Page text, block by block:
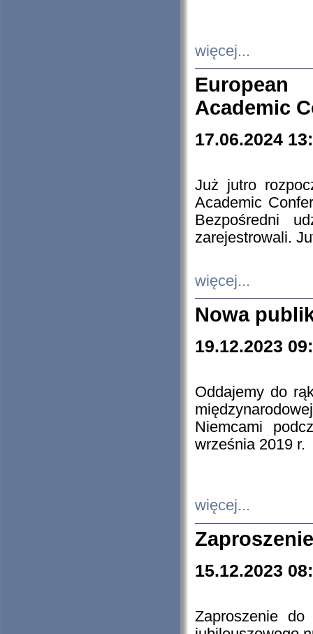
więcej...
European
Academic
17.06.2024
Już jutro
Academic
Bezpośredni
zarejestrowali.
więcej...
Nowa
19.12.2023
Oddajemy do
Niemcami
września 2019 r.
więcej...
15.12.2023
Zaproszenie do